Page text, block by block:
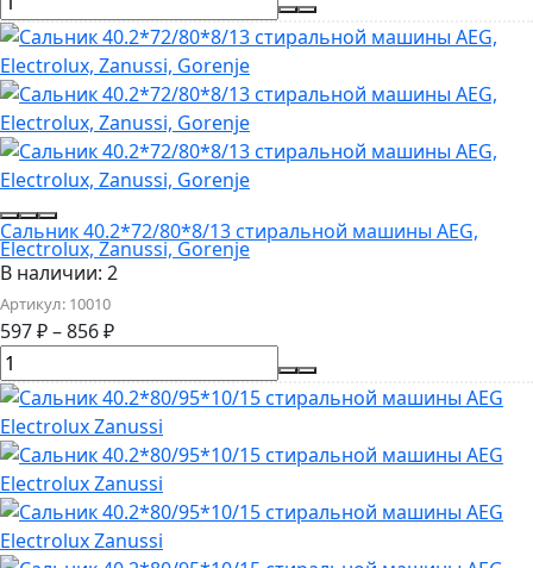
Сальник 40.2*72/80*8/13 стиральной машины AEG,
Electrolux, Zanussi, Gorenje
В наличии: 2
Артикул: 10010
597₽–856₽